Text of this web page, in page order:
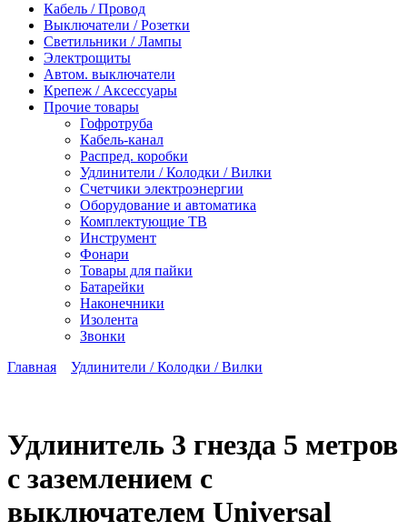
Кабель / Провод
Выключатели / Розетки
Светильники / Лампы
Электрощиты
Автом. выключатели
Крепеж / Аксессуары
Прочие товары
Гофротруба
Кабель-канал
Распред. коробки
Удлинители / Колодки / Вилки
Счетчики электроэнергии
Оборудование и автоматика
Комплектующие ТВ
Инструмент
Фонари
Товары для пайки
Батарейки
Наконечники
Изолента
Звонки
Главная
Удлинители / Колодки / Вилки
Удлинитель 3 гнезда 5 метров
с заземлением с
выключателем Universal